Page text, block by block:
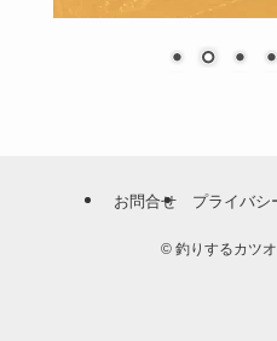
お問合せ プライバシ
©釣りするカツオ